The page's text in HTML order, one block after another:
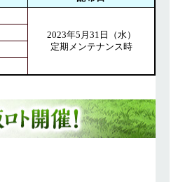
2023年5月31日（水）
定期メンテナンス時